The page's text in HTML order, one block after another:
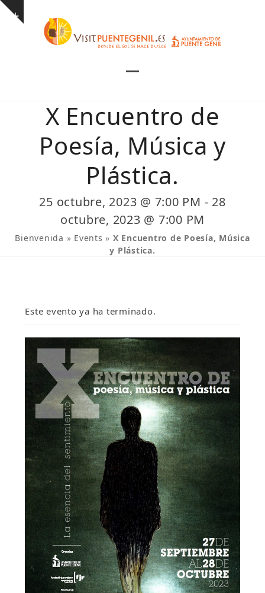
Skip
Show
mobile
menu
mobile
menu
X Encuentro de
Poesía, Música y
Plástica.
25 octubre, 2023 @ 7:00 PM - 28
octubre, 2023 @ 7:00 PM
Bienvenida » Events » X Encuentro de Poesía, Música
y Plástica.
Este evento ya ha terminado.